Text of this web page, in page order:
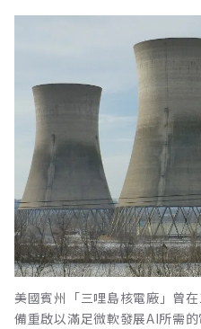
美國賓州「三哩島核電廠」曾
備重啟以滿足微軟發展AI所